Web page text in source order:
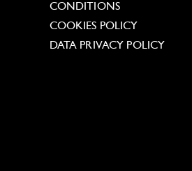
CONDITIONS
COOKIES POLICY
DATA PRIVACY POLICY